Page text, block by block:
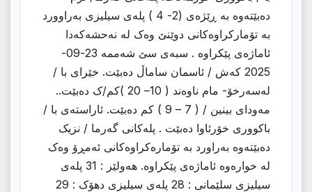
دەبێتەوە بە ڕێژەى (2- 4 ) پلەى سیلیزى بەراوورد
بە تۆمارکراوەکانی دوێنێ وەک لە نەحشەکەدا
ئاماژەى پێکراوە . سبەى سێ شەممە 23-09-
2025 کەش / ئاسمان ساماڵ دەبێت. خێراى با /
لەسەرخۆ- مام ناوەند ( 10– 20 )کم/ک دەبێت..
مەوداى بینین / ( 7 – 9 ) کم دەبێت. ئاراستەی با /
باکووری خۆرئاوا دەبێت . پلەکانی گەرما / نزیک
دەبێتەوە بەراورد بە تۆمارەکراوەکانی ئەمڕۆ وەک
لە خوارەوە ئاماژەى پێکراوە. هەولێر : 31 پلەی
سیلیزی سلێمانی : 28 پلەی سیلیزی دهۆک : 29